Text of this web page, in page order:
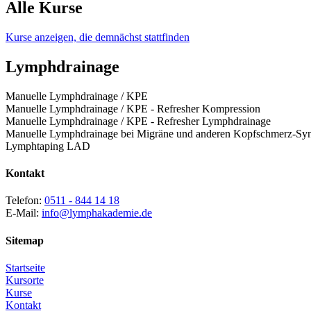
Alle Kurse
Kurse anzeigen, die demnächst stattfinden
Lymphdrainage
Manuelle Lymphdrainage / KPE
Manuelle Lymphdrainage / KPE - Refresher Kompression
Manuelle Lymphdrainage / KPE - Refresher Lymphdrainage
Manuelle Lymphdrainage bei Migräne und anderen Kopfschmerz-
Lymphtaping LAD
Kontakt
Telefon: 0511 - 844 14 18
E-Mail: info@lymphakademie.de
Sitemap
Startseite
Kursorte
Kurse
Kontakt